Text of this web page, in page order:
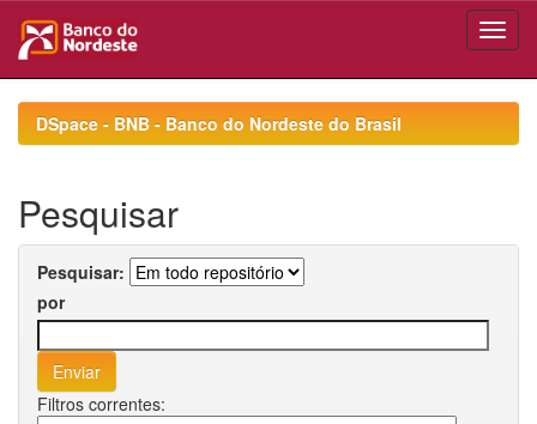
navigationDSpace - BNB - Banco do Nordeste do Brasil
Pesquisar
Pesquisar:
por
Filtros correntes: